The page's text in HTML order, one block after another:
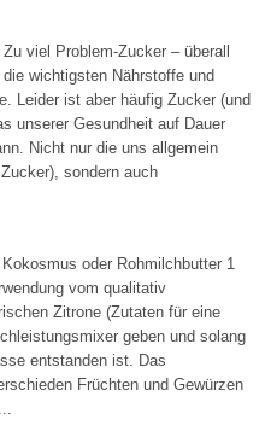
viel Problem-Zucker – überall
wichtigsten Nährstoffe und
Leider ist aber häufig Zucker (und
unserer Gesundheit auf Dauer
Nicht nur die uns allgemein
sondern auch
oder Rohmilchbutter 1
vom qualitativ
Zitrone (Zutaten für eine
geben und solang
entstanden ist. Das
Früchten und Gewürzen